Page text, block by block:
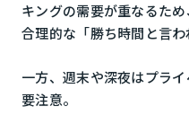
キングの需要が重なるた
合理的な「勝ち時間と言わ
一方、週末や深夜はプラ
要注意。